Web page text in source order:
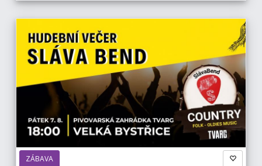
ZÁBAVA